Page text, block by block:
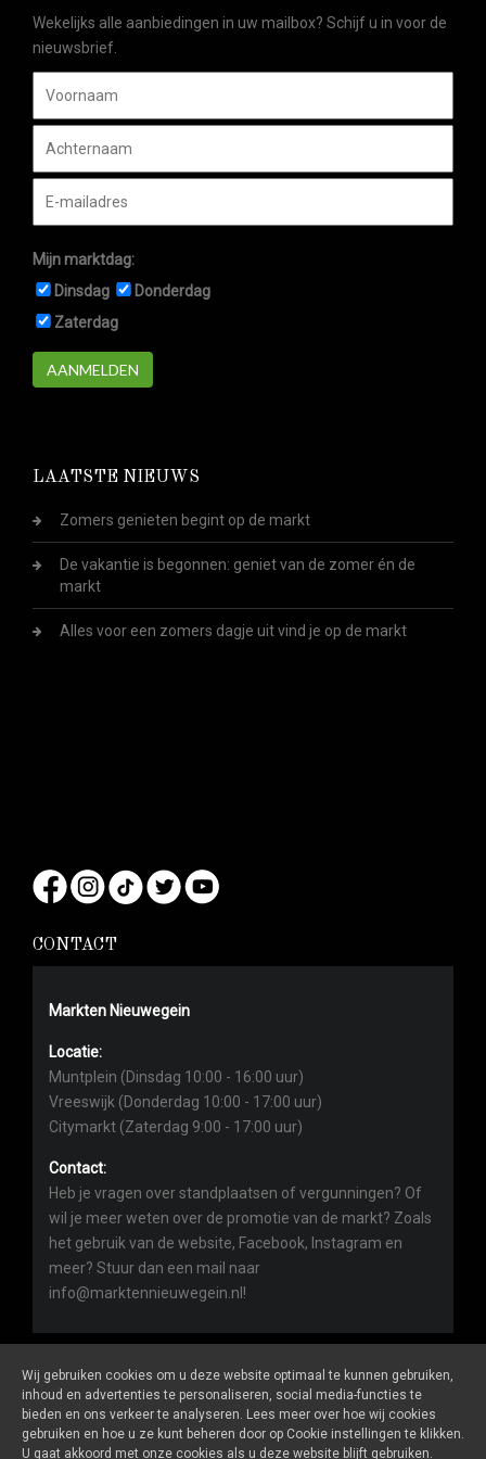
Wekelijks alle aanbiedingen in uw mailbox? Schijf u in voor de
nieuwsbrief.
Mijn marktdag:
Dinsdag
Donderdag
Zaterdag
AANMELDEN
LAATSTE NIEUWS
Zomers genieten begint op de markt
De vakantie is begonnen: geniet van de zomer én de
markt
Alles voor een zomers dagje uit vind je op de markt
CONTACT
Markten Nieuwegein
Locatie:
Muntplein (Dinsdag 10:00 - 16:00 uur)
Vreeswijk (Donderdag 10:00 - 17:00 uur)
Citymarkt (Zaterdag 9:00 - 17:00 uur)
Contact:
Heb je vragen over standplaatsen of vergunningen? Of
wil je meer weten over de promotie van de markt? Zoals
het gebruik van de website, Facebook, Instagram en
meer? Stuur dan een mail naar
info@marktennieuwegein.nl!
Marktennieuwegein.nlis een website van De Markt Online
ALGEMENE VOORWAARDEN
Wij gebruiken cookies om u deze website optimaal te kunnen gebruiken,
inhoud en advertenties te personaliseren, social media-functies te
bieden en ons verkeer te analyseren. Lees meer over hoe wij cookies
gebruiken en hoe u ze kunt beheren door op Cookie instellingen te klikken.
U gaat akkoord met onze cookies als u deze website blijft gebruiken.